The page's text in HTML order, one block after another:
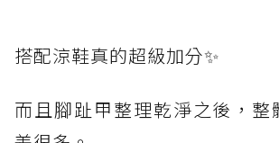
搭配涼鞋真的超級加分✨
而且腳趾甲整理乾淨之後，整